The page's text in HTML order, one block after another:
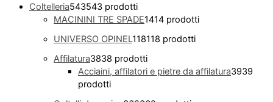
Coltelleria543543 prodotti
MACININI TRE SPADE1414 prodotti
UNIVERSO OPINEL118118 prodotti
Affilatura3838 prodotti
Acciaini, affilatori e pietre da affilatura3939
prodotti